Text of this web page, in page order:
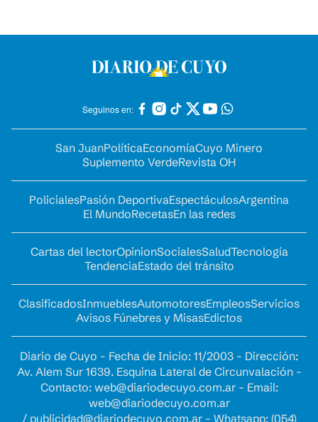
Seguinos en:
San JuanPolíticaEconomíaCuyo Minero
Suplemento VerdeRevista OH
PolicialesPasión DeportivaEspectáculosArgentina
El MundoRecetasEn las redes
Cartas del lectorOpinionSocialesSaludTecnología
TendenciaEstado del tránsito
ClasificadosInmueblesAutomotoresEmpleosServicios
Avisos Fúnebres y MisasEdictos
Diario de Cuyo - Fecha de Inicio: 11/2003 - Dirección:
Av. Alem Sur 1639. Esquina Lateral de Circunvalación -
Contacto: web@diariodecuyo.com.ar- Email:
web@diariodecuyo.com.ar
/ publicidad@diariodecuyo.com.ar- Whatsapp: (054)